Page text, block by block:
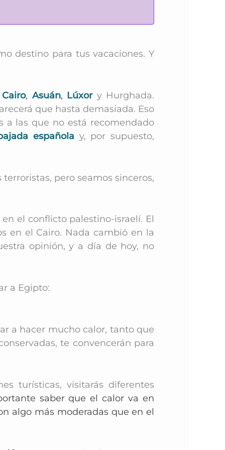
destino para tus vacaciones. Y
, Asuán, Lúxory Hurghada.
que hasta demasiada. Eso
a las que no está recomendado
española y, por supuesto,
pero seamos sinceros,
el conflicto palestino-israelí. El
en el Cairo. Nada cambió en la
opinión, y a día de hoy, no
a Egipto:
a hacer mucho calor, tanto que
te convencerán para
turísticas, visitarás diferentes
saber que el calor va en
algo más moderadas que en el